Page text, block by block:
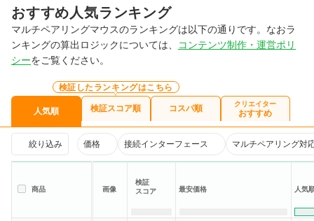
おすすめ人気ランキング
マルチペアリングマウスのランキングは以下の通りです。なおラ
ンキングの算出ロジックについては、
コンテンツ制作・運営ポリ
シーをご覧ください。
人気順
検証したランキングはこちら
検証スコア順 コスパ順 クリエイター
おすすめ
絞り込み 価格 接続インターフェース マルチペアリング対
商品 画像
検証
スコア
最安価格 人気